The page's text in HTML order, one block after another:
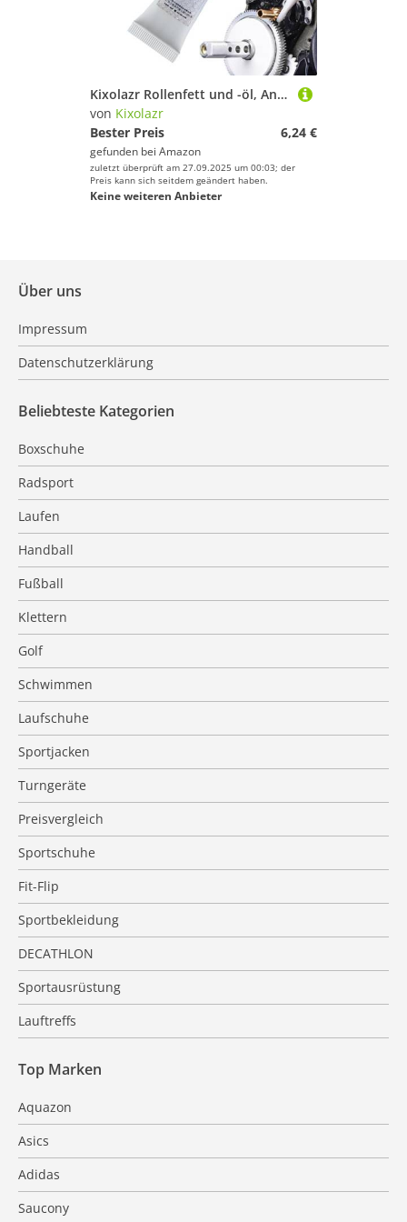
Kixolazr Rollenfett und -öl, Angelrollenschmiermittel,Süß- und Salzwasser-Angelrollen, Angelrollenreiniger, Öler - 20 ml Angelboot-Schmieröl, Rollenbutterfett, Rollenöl und Angler-Pack-Schmiermittel
von Kixolazr
Bester Preis
6,24 €
gefunden bei Amazon
zuletzt überprüft am 27.09.2025 um 00:03; der
Preis kann sich seitdem geändert haben.
Keine weiteren Anbieter
Über uns
Impressum
Datenschutzerklärung
Beliebteste Kategorien
Boxschuhe
Radsport
Laufen
Handball
Fußball
Klettern
Golf
Schwimmen
Laufschuhe
Sportjacken
Turngeräte
Preisvergleich
Sportschuhe
Fit-Flip
Sportbekleidung
DECATHLON
Sportausrüstung
Lauftreffs
Top Marken
Aquazon
Asics
Adidas
Saucony